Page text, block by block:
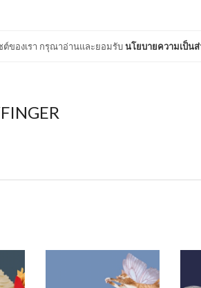
ต์ของเรา กรุณาอ่านและยอมรับนโยบายความเป็น